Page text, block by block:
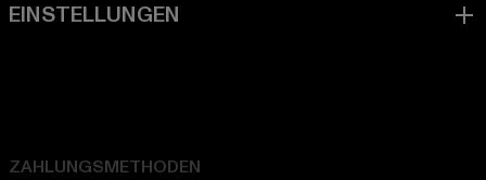
ZAHLUNGSMETHODEN